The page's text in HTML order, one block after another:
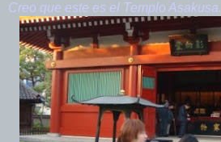
Creo que este es el Templo Asakusa.